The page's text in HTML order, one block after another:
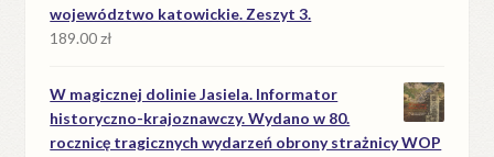
województwo katowickie. Zeszyt 3.
189.00zł
W magicznej dolinie Jasiela. Informator
historyczno-krajoznawczy. Wydano w 80.
rocznicę tragicznych wydarzeń obrony strażnicy WOP